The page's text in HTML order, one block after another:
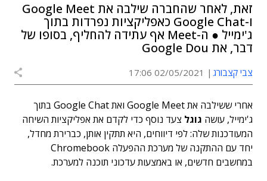
זאת, לאחר שהחברה שילבה את Google Meet
ו-Google Chat כאפליקציות נפרדות בתוך
ג'ימייל ● ה-Meet אף עתידה להחליף, בסופו של
דבר, את Google Dou
צבי קצבורג 02/05/2021 17:06
אחרי ששילבה את Google Meet ואת Google Chat בתוך
ג'ימייל, עושה גוגל צעד נוסף כדי לקדם את אפליקציות השיחה
המעודכנות שלה: לפי דיווחים, היא תתקין אותן, כברירת מחדל,
יחד עם ההתקנה של מערכת ההפעלה Chromebook
במחשבים חדשים, או באמצעות עדכוני תוכנה למערכת.